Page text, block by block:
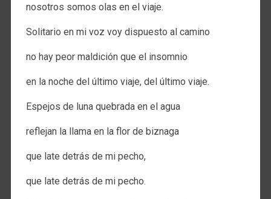
nosotros somos olas en el viaje.
Solitario en mi voz voy dispuesto al camino
no hay peor maldición que el insomnio
en la noche del último viaje, del último viaje.
Espejos de luna quebrada en el agua
reflejan la llama en la flor de biznaga
que late detrás de mi pecho,
que late detrás de mi pecho.